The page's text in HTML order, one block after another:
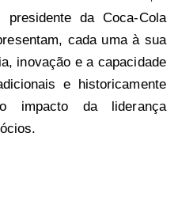
presidente da Coca-Cola
cada uma à sua
inovação e a capacidade
e historicamente
impacto da liderança